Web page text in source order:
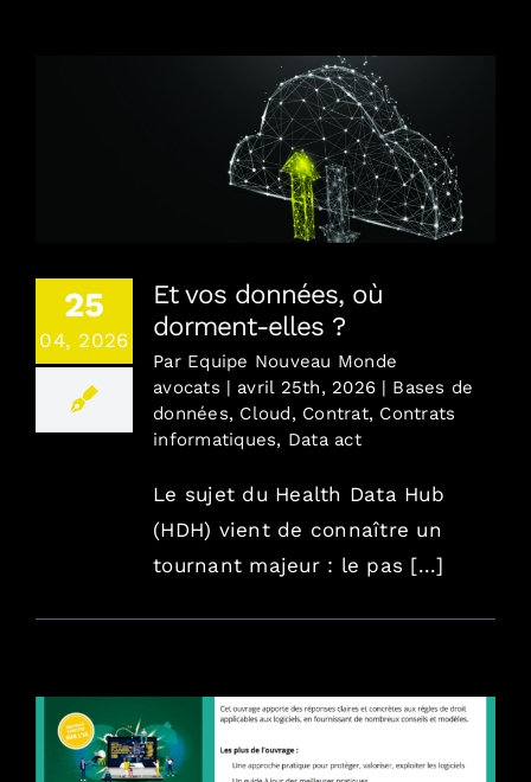
Combien / En toute transparence
Où / France, Europe, Monde
Blog
English version
Et vos données, où dorment-elles ?
25
04, 2026
Et vos données, où
dorment-elles ?
Par Equipe Nouveau Monde
avocats | avril 25th, 2026 | Bases de
données, Cloud, Contrat, Contrats
informatiques, Data act
Le sujet du Health Data Hub
(HDH) vient de connaître un
tournant majeur : le pas [...]